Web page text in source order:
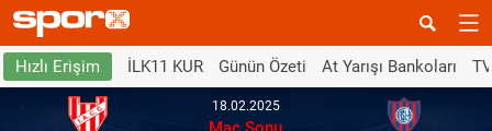
Hızlı Erişim İLK11 KUR Günün Özeti At Yarışı Bankoları
18.02.2025